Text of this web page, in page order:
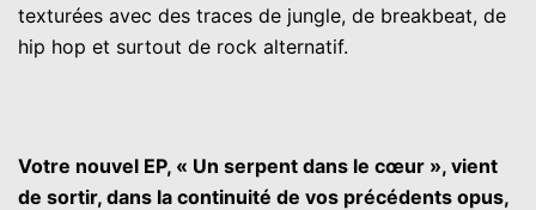
texturées avec des traces de jungle, de breakbeat, de
hip hop et surtout de rock alternatif.
Votre nouvel EP, « Un serpent dans le cœur », vient
de sortir, dans la continuité de vos précédents opus,